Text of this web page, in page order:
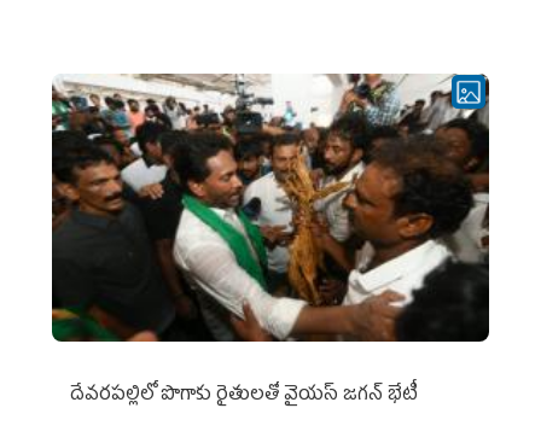
దేవరపల్లిలో పొగాకు రైతులతో వైయస్ జగన్ భేటీ